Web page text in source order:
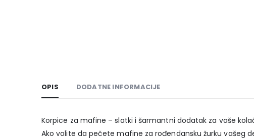
OPIS DODATNE INFORMACIJE
Korpice za mafine – slatki i šarmantni dodatak za vaše
Ako volite da pečete mafine za rođendansku žurku vašeg